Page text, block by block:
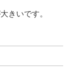
きいです。